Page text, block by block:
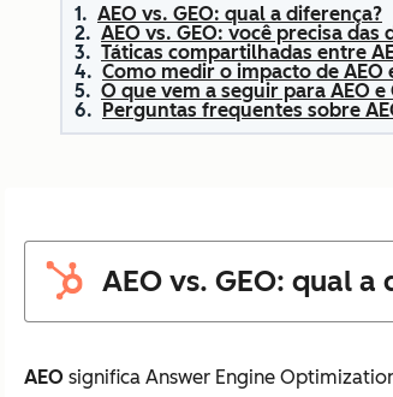
AEO vs. GEO: qual a diferença?
AEO vs. GEO: você precisa das
Táticas compartilhadas entre
Como medir o impacto de AEO
O que vem a seguir para AEO e
Perguntas frequentes sobre
AEO vs. GEO: qual a
AEO significa Answer Engine